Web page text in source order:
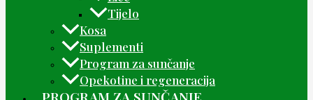
Tijelo
Kosa
Suplementi
Program za sunčanje
Opekotine i regeneracija
PROGRAM ZA SUNČANJE